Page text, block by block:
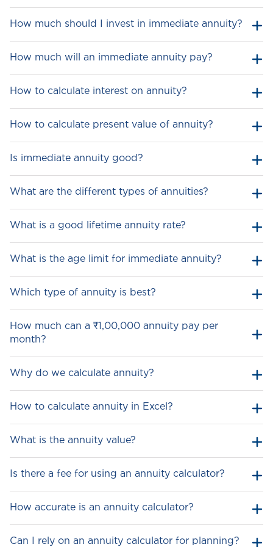
How much should I invest in immediate annuity?
How much will an immediate annuity pay?
How to calculate interest on annuity?
How to calculate present value of annuity?
Is immediate annuity good?
What are the different types of annuities?
What is a good lifetime annuity rate?
What is the age limit for immediate annuity?
Which type of annuity is best?
How much can a ₹1,00,000 annuity pay per
month?
Why do we calculate annuity?
How to calculate annuity in Excel?
What is the annuity value?
Is there a fee for using an annuity calculator?
How accurate is an annuity calculator?
Can I rely on an annuity calculator for planning?